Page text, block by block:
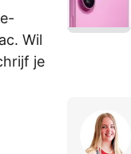
Wil
je